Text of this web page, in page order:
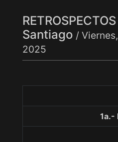
Santiago /
2025
1a.-